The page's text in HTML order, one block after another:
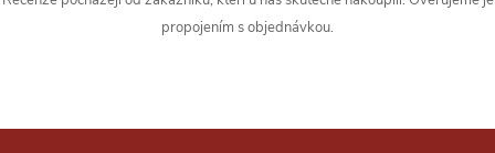
propojením s objednávkou.